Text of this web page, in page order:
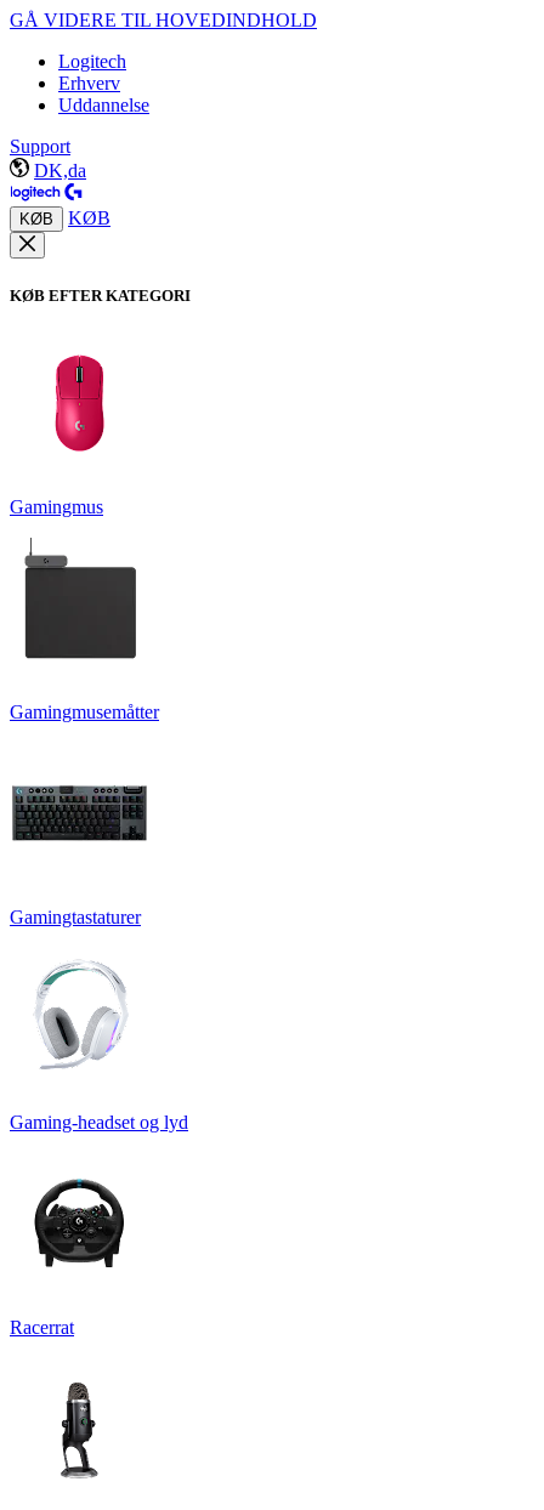
GÅ VIDERE TIL HOVEDINDHOLD
Logitech
Erhverv
Uddannelse
Support
DK,da
KØB KØB
KØB EFTER KATEGORI
Gamingmus
Gamingmusemåtter
Gamingtastaturer
Gaming-headset og lyd
Racerrat